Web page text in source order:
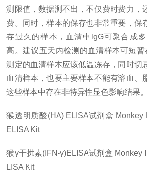
测限值，数据测不出，不仅费时费力，
费。同时，样本的保存也非常重要，保
存过久的样本，血清中 lgG可聚合成
高。建议五天内检测的血清样本可短暂
测定的血清样本应该低温冻存，同时切
血清样本，也要主要样本不能有溶血、
这些样本中存在非特异性显色影响结果。
猴透明质酸(HA) ELISA试剂盒 Monkey
ELISA Kit
猴γ干扰素(IFN-γ)ELISA试剂盒 Monkey
LISA Kit